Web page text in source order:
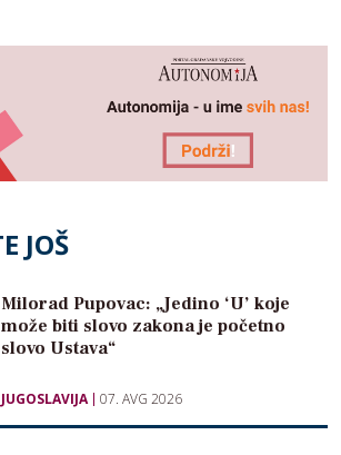
JOŠ
Milorad Pupovac: „Jedino ‘U’ koje
može biti slovo zakona je početno
slovo Ustava“
JUGOSLAVIJA 07. AVG 2026